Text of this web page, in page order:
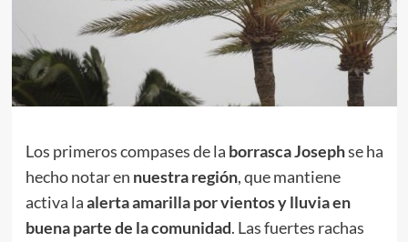
Los primeros compases de la borrasca Josephse ha
hecho notar en nuestra región, que mantiene
activa laalerta amarilla por vientos y lluvia en
buena parte de la comunidad. Las fuertes rachas